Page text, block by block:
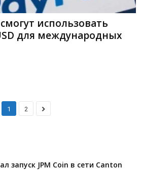
использовать
для международных
1 2
запуск JPM Coin в сети Canton